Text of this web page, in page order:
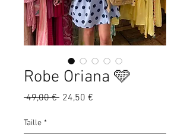
Robe Oriana 🩵
49,00 € Prezzo
24,50 €
Taille *